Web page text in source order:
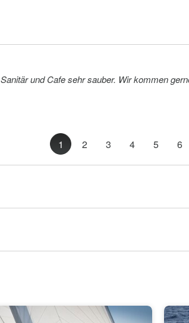
Basis ist gut, technische Mängel (Ankerlicht) sofort getauscht. Sanitär und
1 2 3 4 5 6